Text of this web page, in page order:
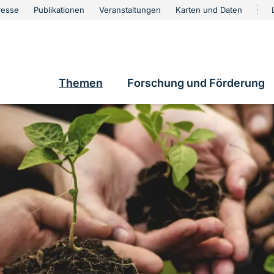
Publikationen Veranstaltungen Karten und Daten
Hauptnavigation
Themen Forschung und Förderung